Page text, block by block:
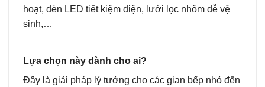
hoạt, đèn LED tiết kiệm điện, lưới lọc nhôm dễ vệ
sinh,…
Lựa chọn này dành cho ai?
Đây là giải pháp lý tưởng cho các gian bếp nhỏ đến